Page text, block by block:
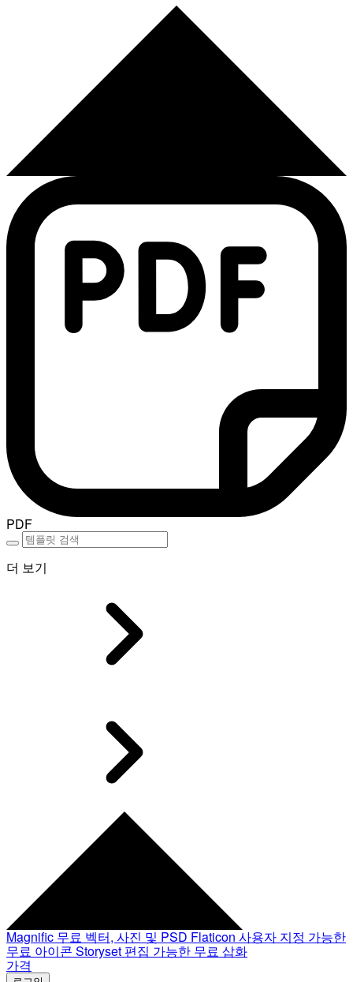
PDF
더 보기
Magnific 무료 벡터, 사진 및 PSD Flaticon 사용자 지정 가능한
무료 아이콘 Storyset 편집 가능한 무료 삽화
가격